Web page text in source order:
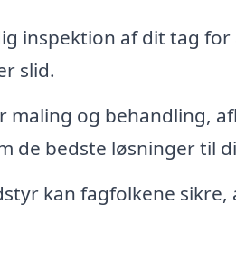
inspektion af dit tag for
slid.
maling og behandling,
de bedste løsninger til
kan fagfolkene sikre,